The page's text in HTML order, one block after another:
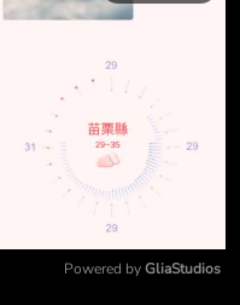
Powered by GliaStudios